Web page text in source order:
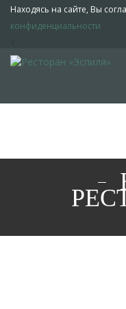
Находясь на сайте, Вы
конфиденциальности